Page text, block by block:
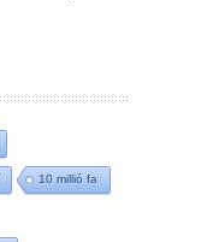
10 millió fa